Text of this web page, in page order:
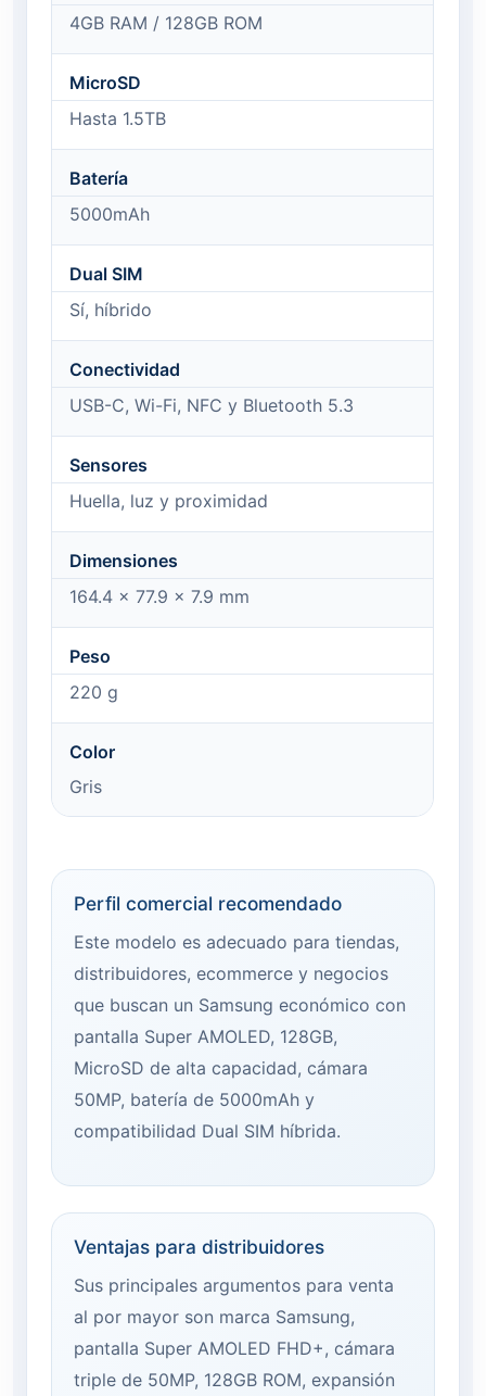
4GB RAM / 128GB ROM
MicroSD
Hasta 1.5TB
Batería
5000mAh
Dual SIM
Sí, híbrido
Conectividad
USB-C, Wi-Fi, NFC y Bluetooth 5.3
Sensores
Huella, luz y proximidad
Dimensiones
164.4 × 77.9 × 7.9 mm
Peso
220 g
Color
Gris
Perfil comercial recomendado
Este modelo es adecuado para tiendas,
distribuidores, ecommerce y negocios
que buscan un Samsung económico con
pantalla Super AMOLED, 128GB,
MicroSD de alta capacidad, cámara
50MP, batería de 5000mAh y
compatibilidad Dual SIM híbrida.
Ventajas para distribuidores
Sus principales argumentos para venta
al por mayor son marca Samsung,
pantalla Super AMOLED FHD+, cámara
triple de 50MP, 128GB ROM, expansión